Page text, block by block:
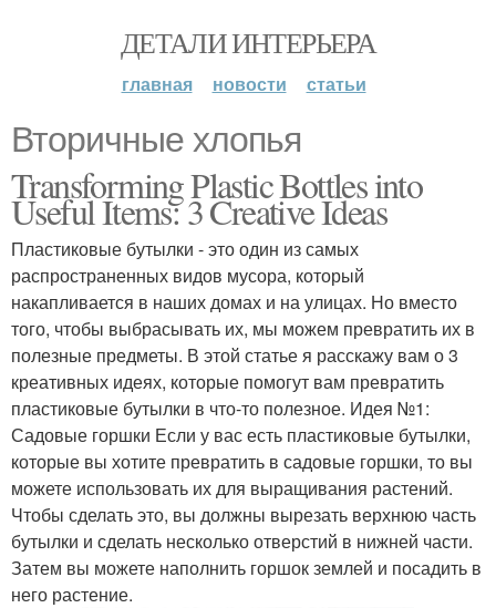
ДЕТАЛИ ИНТЕРЬЕРА
главная новости статьи
Вторичные хлопья
Transforming Plastic Bottles into
Useful Items: 3 Creative Ideas
Пластиковые бутылки - это один из самых
распространенных видов мусора, который
накапливается в наших домах и на улицах. Но вместо
того, чтобы выбрасывать их, мы можем превратить их в
полезные предметы. В этой статье я расскажу вам о 3
креативных идеях, которые помогут вам превратить
пластиковые бутылки в что-то полезное. Идея №1:
Садовые горшки Если у вас есть пластиковые бутылки,
которые вы хотите превратить в садовые горшки, то вы
можете использовать их для выращивания растений.
Чтобы сделать это, вы должны вырезать верхнюю часть
бутылки и сделать несколько отверстий в нижней части.
Затем вы можете наполнить горшок землей и посадить в
него растение.